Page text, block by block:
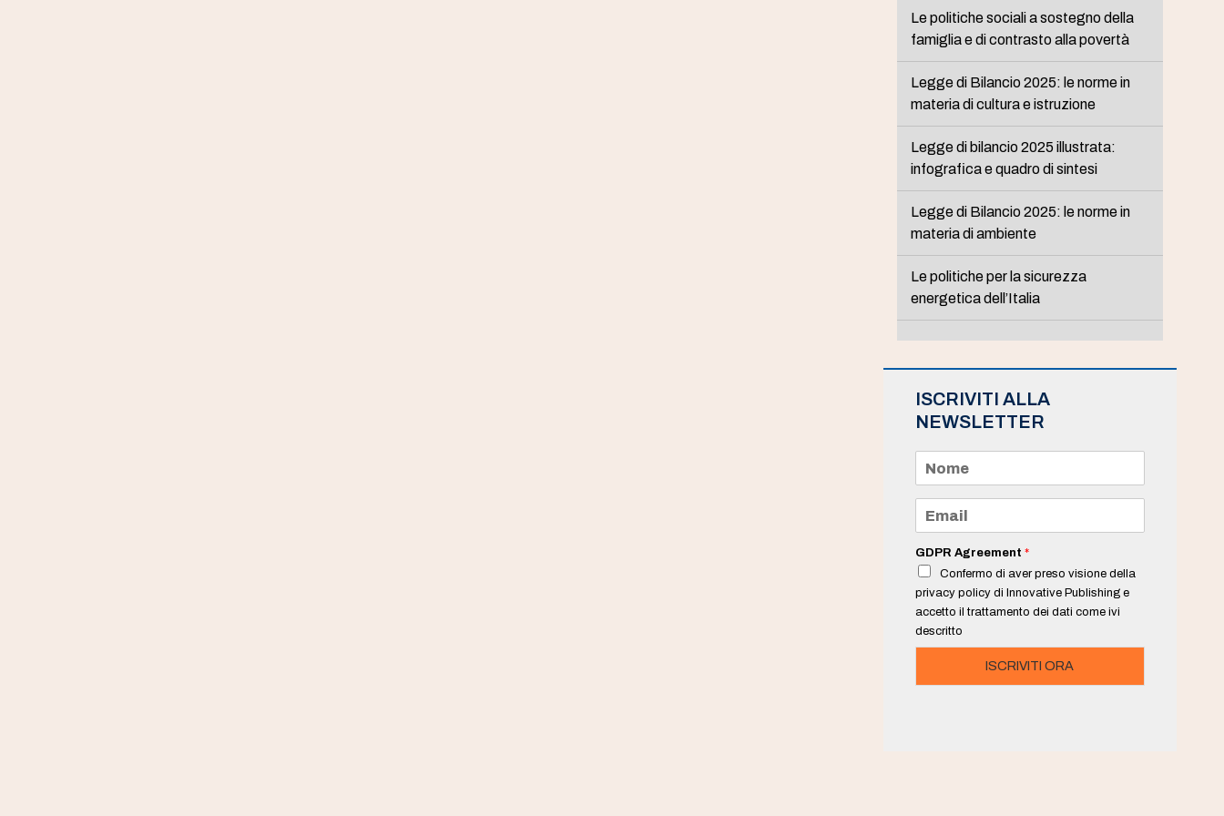
Le politiche sociali a sostegno della
famiglia e di contrasto alla povertà
Legge di Bilancio 2025: le norme in
materia di cultura e istruzione
Legge di bilancio 2025 illustrata:
infografica e quadro di sintesi
Legge di Bilancio 2025: le norme in
materia di ambiente
Le politiche per la sicurezza
energetica dell’Italia
ISCRIVITI ALLA
NEWSLETTER
m
e
a
i
*
GDPR Agreement *
Confermo di aver preso visione della
privacy policy di Innovative Publishing e
accetto il trattamento dei dati come ivi
descritto
ISCRIVITI ORA